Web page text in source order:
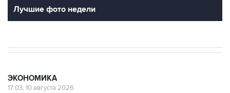
Лучшие фото недели
ЭКОНОМИКА
17:03, 10 августа 2026